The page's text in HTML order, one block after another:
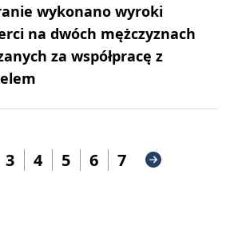
wykonano wyroki
na dwóch mężczyznach
za współpracę z
3 4 5 6 7